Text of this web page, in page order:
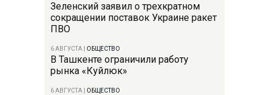
Зеленский заявил о трехкратном
сокращении поставок Украине ракет
ПВО
6 АВГУСТА ОБЩЕСТВО
В Ташкенте ограничили работу
рынка «Куйлюк»
6 АВГУСТА ОБЩЕСТВО